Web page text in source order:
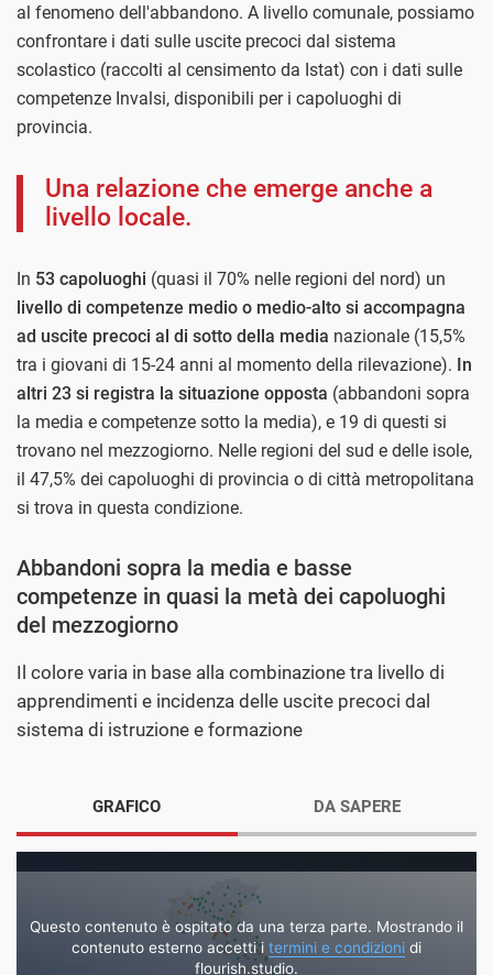
al fenomeno dell'abbandono. A livello comunale, possiamo
confrontare i dati sulle uscite precoci dal sistema
scolastico (raccolti al censimento da Istat) con i dati sulle
competenze Invalsi, disponibili per i capoluoghi di
provincia.
Una relazione che emerge anche a
livello locale.
In 53 capoluoghi (quasi il 70% nelle regioni del nord) un
livello di competenze medio o medio-alto si accompagna
ad uscite precoci al di sotto della media nazionale (15,5%
tra i giovani di 15-24 anni al momento della rilevazione). In
altri 23 si registra la situazione opposta (abbandoni sopra
la media e competenze sotto la media), e 19 di questi si
trovano nel mezzogiorno. Nelle regioni del sud e delle isole,
il 47,5% dei capoluoghi di provincia o di città metropolitana
si trova in questa condizione.
Abbandoni sopra la media e basse
competenze in quasi la metà dei capoluoghi
del mezzogiorno
Il colore varia in base alla combinazione tra livello di
apprendimenti e incidenza delle uscite precoci dal
sistema di istruzione e formazione
GRAFICO
Questo contenuto è ospitato da una terza parte. Mostrando il
contenuto esterno accetti i termini e condizioni di
flourish.studio.
DA SAPERE